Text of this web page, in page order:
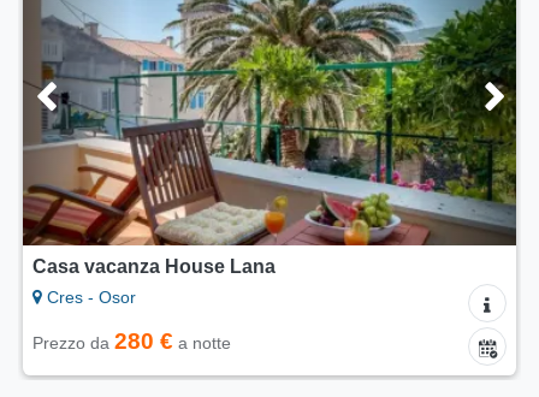
Casa vacanza House Lana
Cres - Osor
Prezzo da 280 € a notte